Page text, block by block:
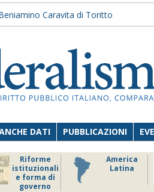
Caravita di Toritto
DATI PUBBLICAZIONI
Riforme
istituzionali
e forma di
governo
America
Latina